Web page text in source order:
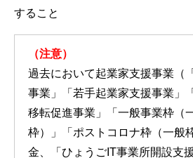
すること
（注意）
過去において起業家支援事業（
事業」「若手起業家支援事業」
移転促進事業」「一般事業枠（
枠）」「ポストコロナ枠（一般
金、「ひょうごIT事業所開設支